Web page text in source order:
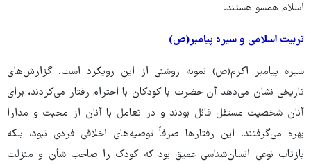
اسلام همسو هستند.
تربیت اسلامی و سیره پیامبر(ص)
سیره پیامبر اکرم(ص) نمونه روشنی از این رویکرد است. گزارش‌های
تاریخی نشان می‌دهد آن حضرت با کودکان با احترام رفتار می‌کردند، برای
آنان شخصیت مستقل قائل بودند و در تعامل با آنان از محبت و مدارا
بهره می‌گرفتند. این رفتارها صرفاً توصیه‌های اخلاقی فردی نبود، بلکه
بازتاب نوعی انسان‌شناسی عمیق بود که کودک را صاحب شأن و منزلت